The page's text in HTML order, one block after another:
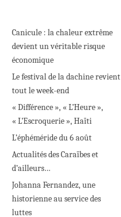
Canicule : la chaleur extrême
devient un véritable risque
économique
Le festival de la dachine revient
tout le week-end
« Différence », « L’Heure »,
« L’Escroquerie », Haïti
L’éphéméride du 6 août
Actualités des Caraïbes et
d’ailleurs…
Johanna Fernandez, une
historienne au service des
luttes